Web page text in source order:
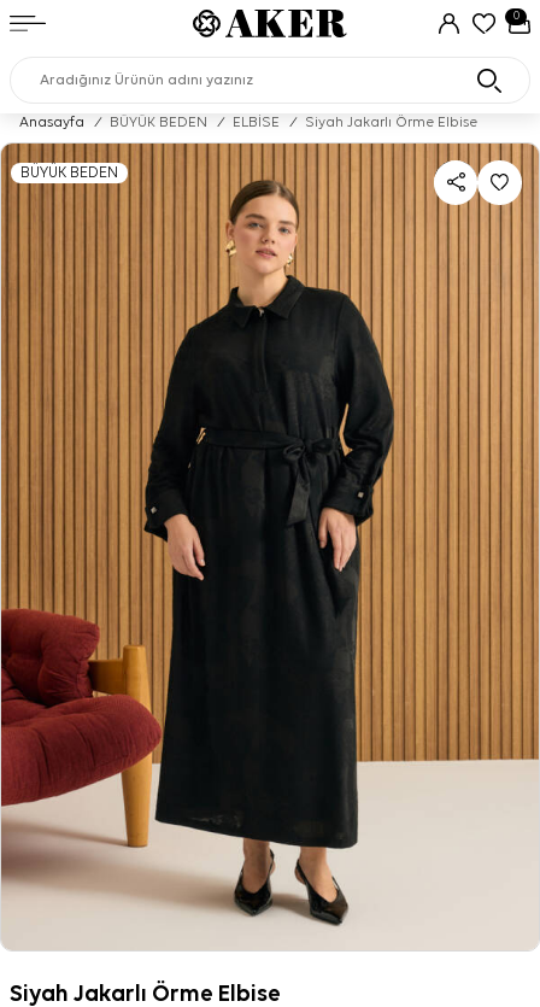
0
Anasayfa / BÜYÜK BEDEN / ELBİSE / Siyah Jakarlı Örme Elbise
BÜYÜK BEDEN
Siyah Jakarlı Örme Elbise